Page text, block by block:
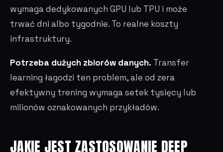
wymaga dedykowanych GPU lub TPU i może
trwać dni albo tygodnie. To realne koszty
infrastruktury.
Potrzeba dużych zbiorów danych. Transfer
learning łagodzi ten problem, ale od zera
efektywny trening wymaga setek tysięcy lub
milionów oznakowanych przykładów.
JAKIE JEST ZASTOSOWANIE DEEP